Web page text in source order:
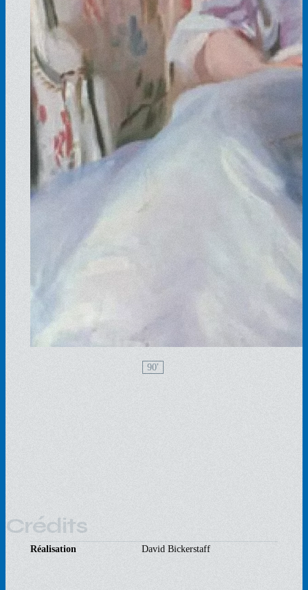
90'
Crédits
Réalisation David Bickerstaff